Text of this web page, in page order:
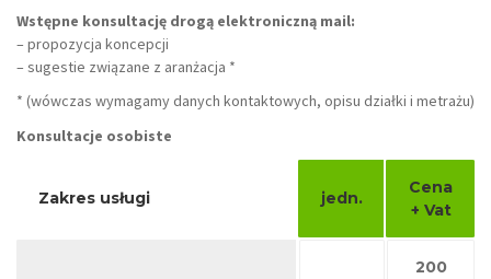
Wstępne konsultację drogą elektroniczną mail:
– propozycja koncepcji
– sugestie związane z aranżacja *
* (wówczas wymagamy danych kontaktowych, opisu działki i metrażu)
Konsultacje osobiste
Zakres usługi jedn.
Cena
+ Vat
200